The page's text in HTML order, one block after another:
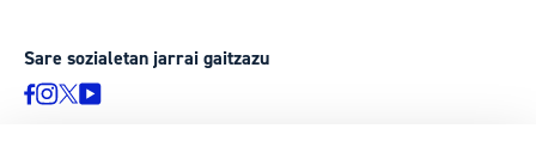
Sare sozialetan jarrai gaitzazu